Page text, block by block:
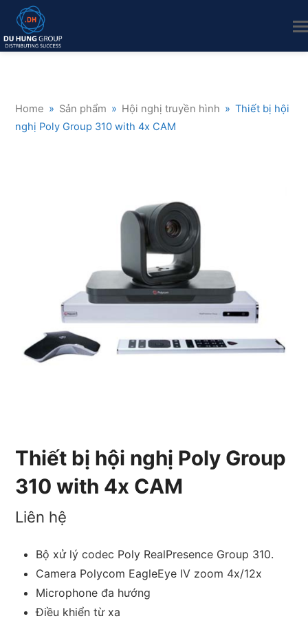
Home » Sản phẩm » Hội nghị truyền hình » Thiết bị hội
nghị Poly Group 310 with 4x CAM
Thiết bị hội nghị Poly Group
310 with 4x CAM
Liên hệ
Bộ xử lý codec Poly RealPresence Group 310.
Camera Polycom EagleEye IV zoom 4x/12x
Microphone đa hướng
Điều khiển từ xa